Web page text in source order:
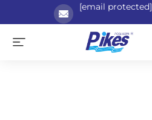
[email protected]